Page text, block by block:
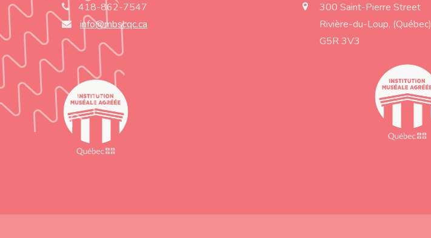
418-862-7547
info@mbsl.qc.ca
a
300 Saint-Pierre Street
Rivière-du-Loup, (Québec)
G5R 3V3